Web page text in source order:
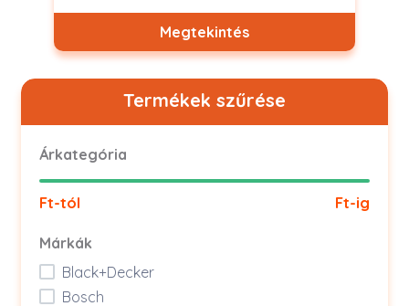
Megtekintés
Termékek szűrése
Árkategória
Ft-tól Ft-ig
Márkák
Black+Decker
Bosch